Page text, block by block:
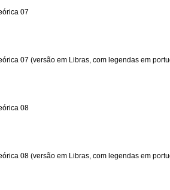
07
07 (versão em Libras, com legendas em
08
08 (versão em Libras, com legendas em